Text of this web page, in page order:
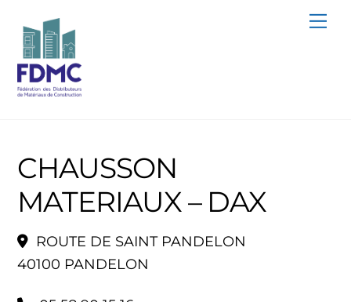
content
CHAUSSON
MATERIAUX – DAX
ROUTE DE SAINT PANDELON
40100 PANDELON